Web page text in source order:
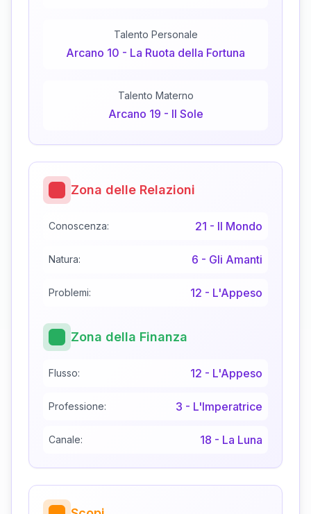
Talento Personale
Arcano 10 - La Ruota della Fortuna
Talento Materno
Arcano 19 - Il Sole
Zona delle Relazioni
Conoscenza: 21 - Il Mondo
Natura: 6 - Gli Amanti
Problemi: 12 - L'Appeso
Zona della Finanza
Flusso: 12 - L'Appeso
Professione: 3 - L'Imperatrice
Canale: 18 - La Luna